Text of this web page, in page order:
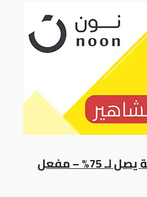
كود خصم نون هموسة يصل لـ 75% – مفعل